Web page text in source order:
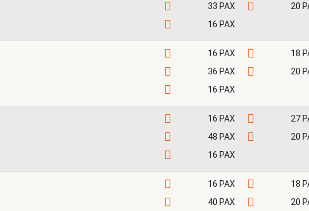
33 PAX
20
16 PAX
16 PAX
18
36 PAX
20
16 PAX
16 PAX
27
48 PAX
20
16 PAX
16 PAX
18
40 PAX
20